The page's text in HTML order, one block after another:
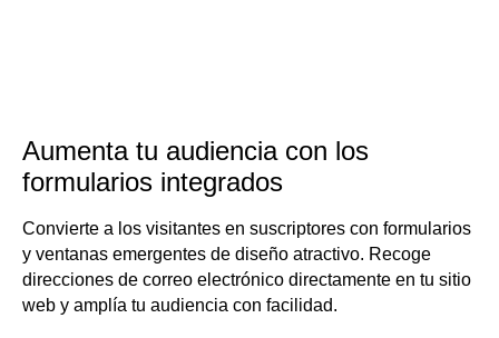
Aumenta tu audiencia con los
formularios integrados
Convierte a los visitantes en suscriptores con formularios
y ventanas emergentes de diseño atractivo. Recoge
direcciones de correo electrónico directamente en tu sitio
web y amplía tu audiencia con facilidad.